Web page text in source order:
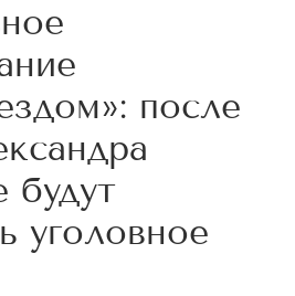
после
будут
уголовное